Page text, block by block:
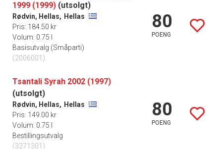
1999 (1999) (utsolgt)
Rødvin, Hellas, Hellas
Pris: 184.50 kr
Volum: 0.75 l
Basisutvalg (Småparti)
(2006001)
80
POENG
Tsantali Syrah 2002 (1997)
(utsolgt)
Rødvin, Hellas, Hellas
Pris: 149.00 kr
Volum: 0.75 l
Bestillingsutvalg
(3271301)
80
POENG